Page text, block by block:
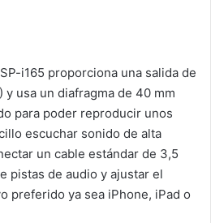
i165 proporciona una salida de
y usa un diafragma de 40 mm
para poder reproducir unos
escuchar sonido de alta
un cable estándar de 3,5
pistas de audio y ajustar el
preferido ya sea iPhone, iPad o